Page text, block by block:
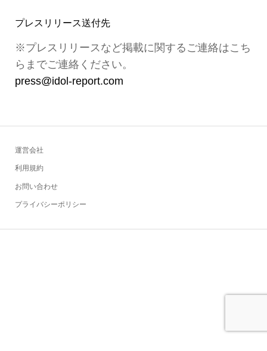
プレスリリース送付先
※プレスリリースなど掲載に関するご連絡はこち
らまでご連絡ください。
press@idol-report.com
運営会社
利用規約
お問い合わせ
プライバシーポリシー